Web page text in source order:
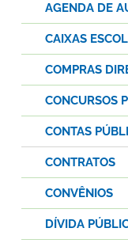
AGENDA DE
CAIXAS
COMPRAS
CONCURSOS
CONTAS
CONTRATOS
CONVÊNIOS
DÍVIDA